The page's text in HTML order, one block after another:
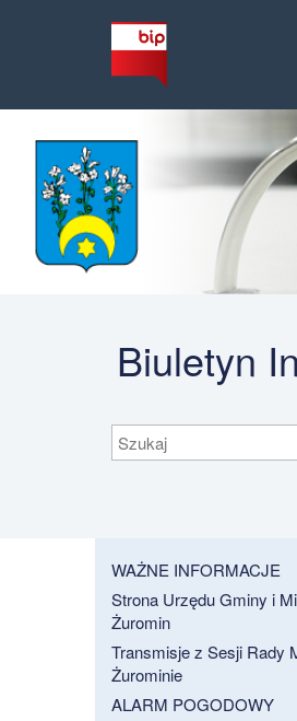
Biuletyn
Szukaj
WAŻNE INFORMACJE
Strona Urzędu Gminy i
Żuromin
Transmisje z Sesji Rady
Żurominie
ALARM POGODOWY